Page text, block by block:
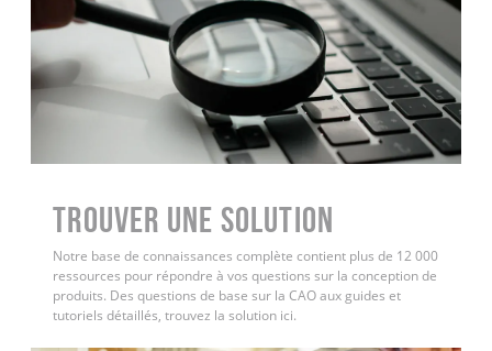
Trouver une solution
Notre base de connaissances complète contient plus de 12 000
ressources pour répondre à vos questions sur la conception de
produits. Des questions de base sur la CAO aux guides et
tutoriels détaillés, trouvez la solution ici.